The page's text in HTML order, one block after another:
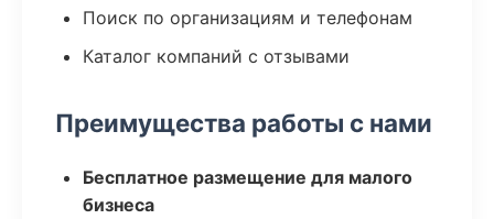
Поиск по организациям и телефонам
Каталог компаний с отзывами
Преимущества работы с нами
Бесплатное размещение для малого
бизнеса